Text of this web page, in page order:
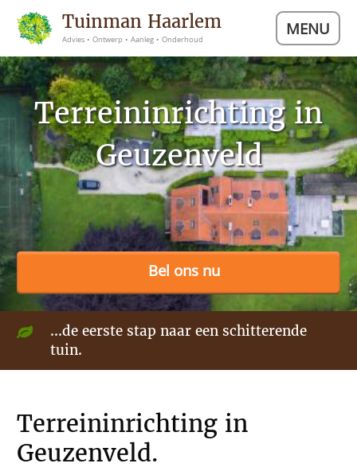
Tuinman Haarlem
Advies • Ontwerp • Aanleg • Onderhoud MENU
Terreininrichting in
Geuzenveld
Bel ons nu
...de eerste stap naar een schitterende
tuin.
Terreininrichting in
Geuzenveld.